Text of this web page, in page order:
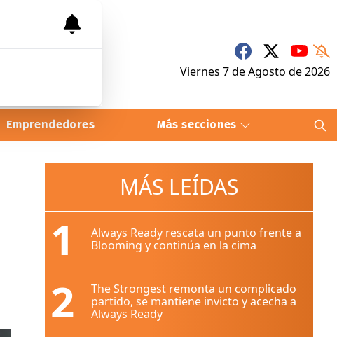
Viernes 7deAgosto de 2026
Emprendedores Más secciones
MÁS LEÍDAS
1
Always Ready rescata un punto frente a
Blooming y continúa en la cima
2
The Strongest remonta un complicado
partido, se mantiene invicto y acecha a
Always Ready